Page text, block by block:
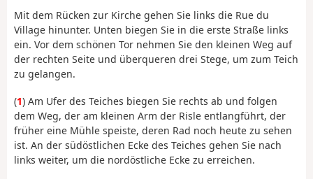
Mit dem Rücken zur Kirche gehen Sie links die Rue du
Village hinunter. Unten biegen Sie in die erste Straße links
ein. Vor dem schönen Tor nehmen Sie den kleinen Weg auf
der rechten Seite und überqueren drei Stege, um zum Teich
zu gelangen.
(1) Am Ufer des Teiches biegen Sie rechts ab und folgen
dem Weg, der am kleinen Arm der Risle entlangführt, der
früher eine Mühle speiste, deren Rad noch heute zu sehen
ist. An der südöstlichen Ecke des Teiches gehen Sie nach
links weiter, um die nordöstliche Ecke zu erreichen.